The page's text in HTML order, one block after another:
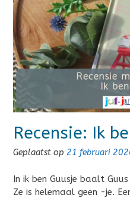
Recensie: Ik
Geplaatst op 21 februari
In ik ben Guusje baalt
Ze is helemaal geen -je.